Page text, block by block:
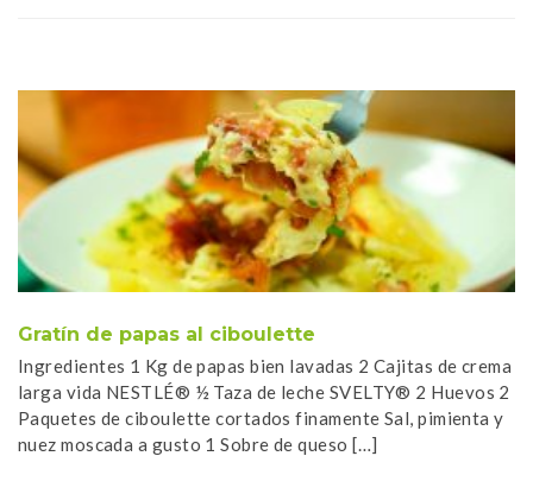
Gratín de papas al ciboulette
Ingredientes 1 Kg de papas bien lavadas 2 Cajitas de crema
larga vida NESTLÉ® ½ Taza de leche SVELTY® 2 Huevos 2
Paquetes de ciboulette cortados finamente Sal, pimienta y
nuez moscada a gusto 1 Sobre de queso […]